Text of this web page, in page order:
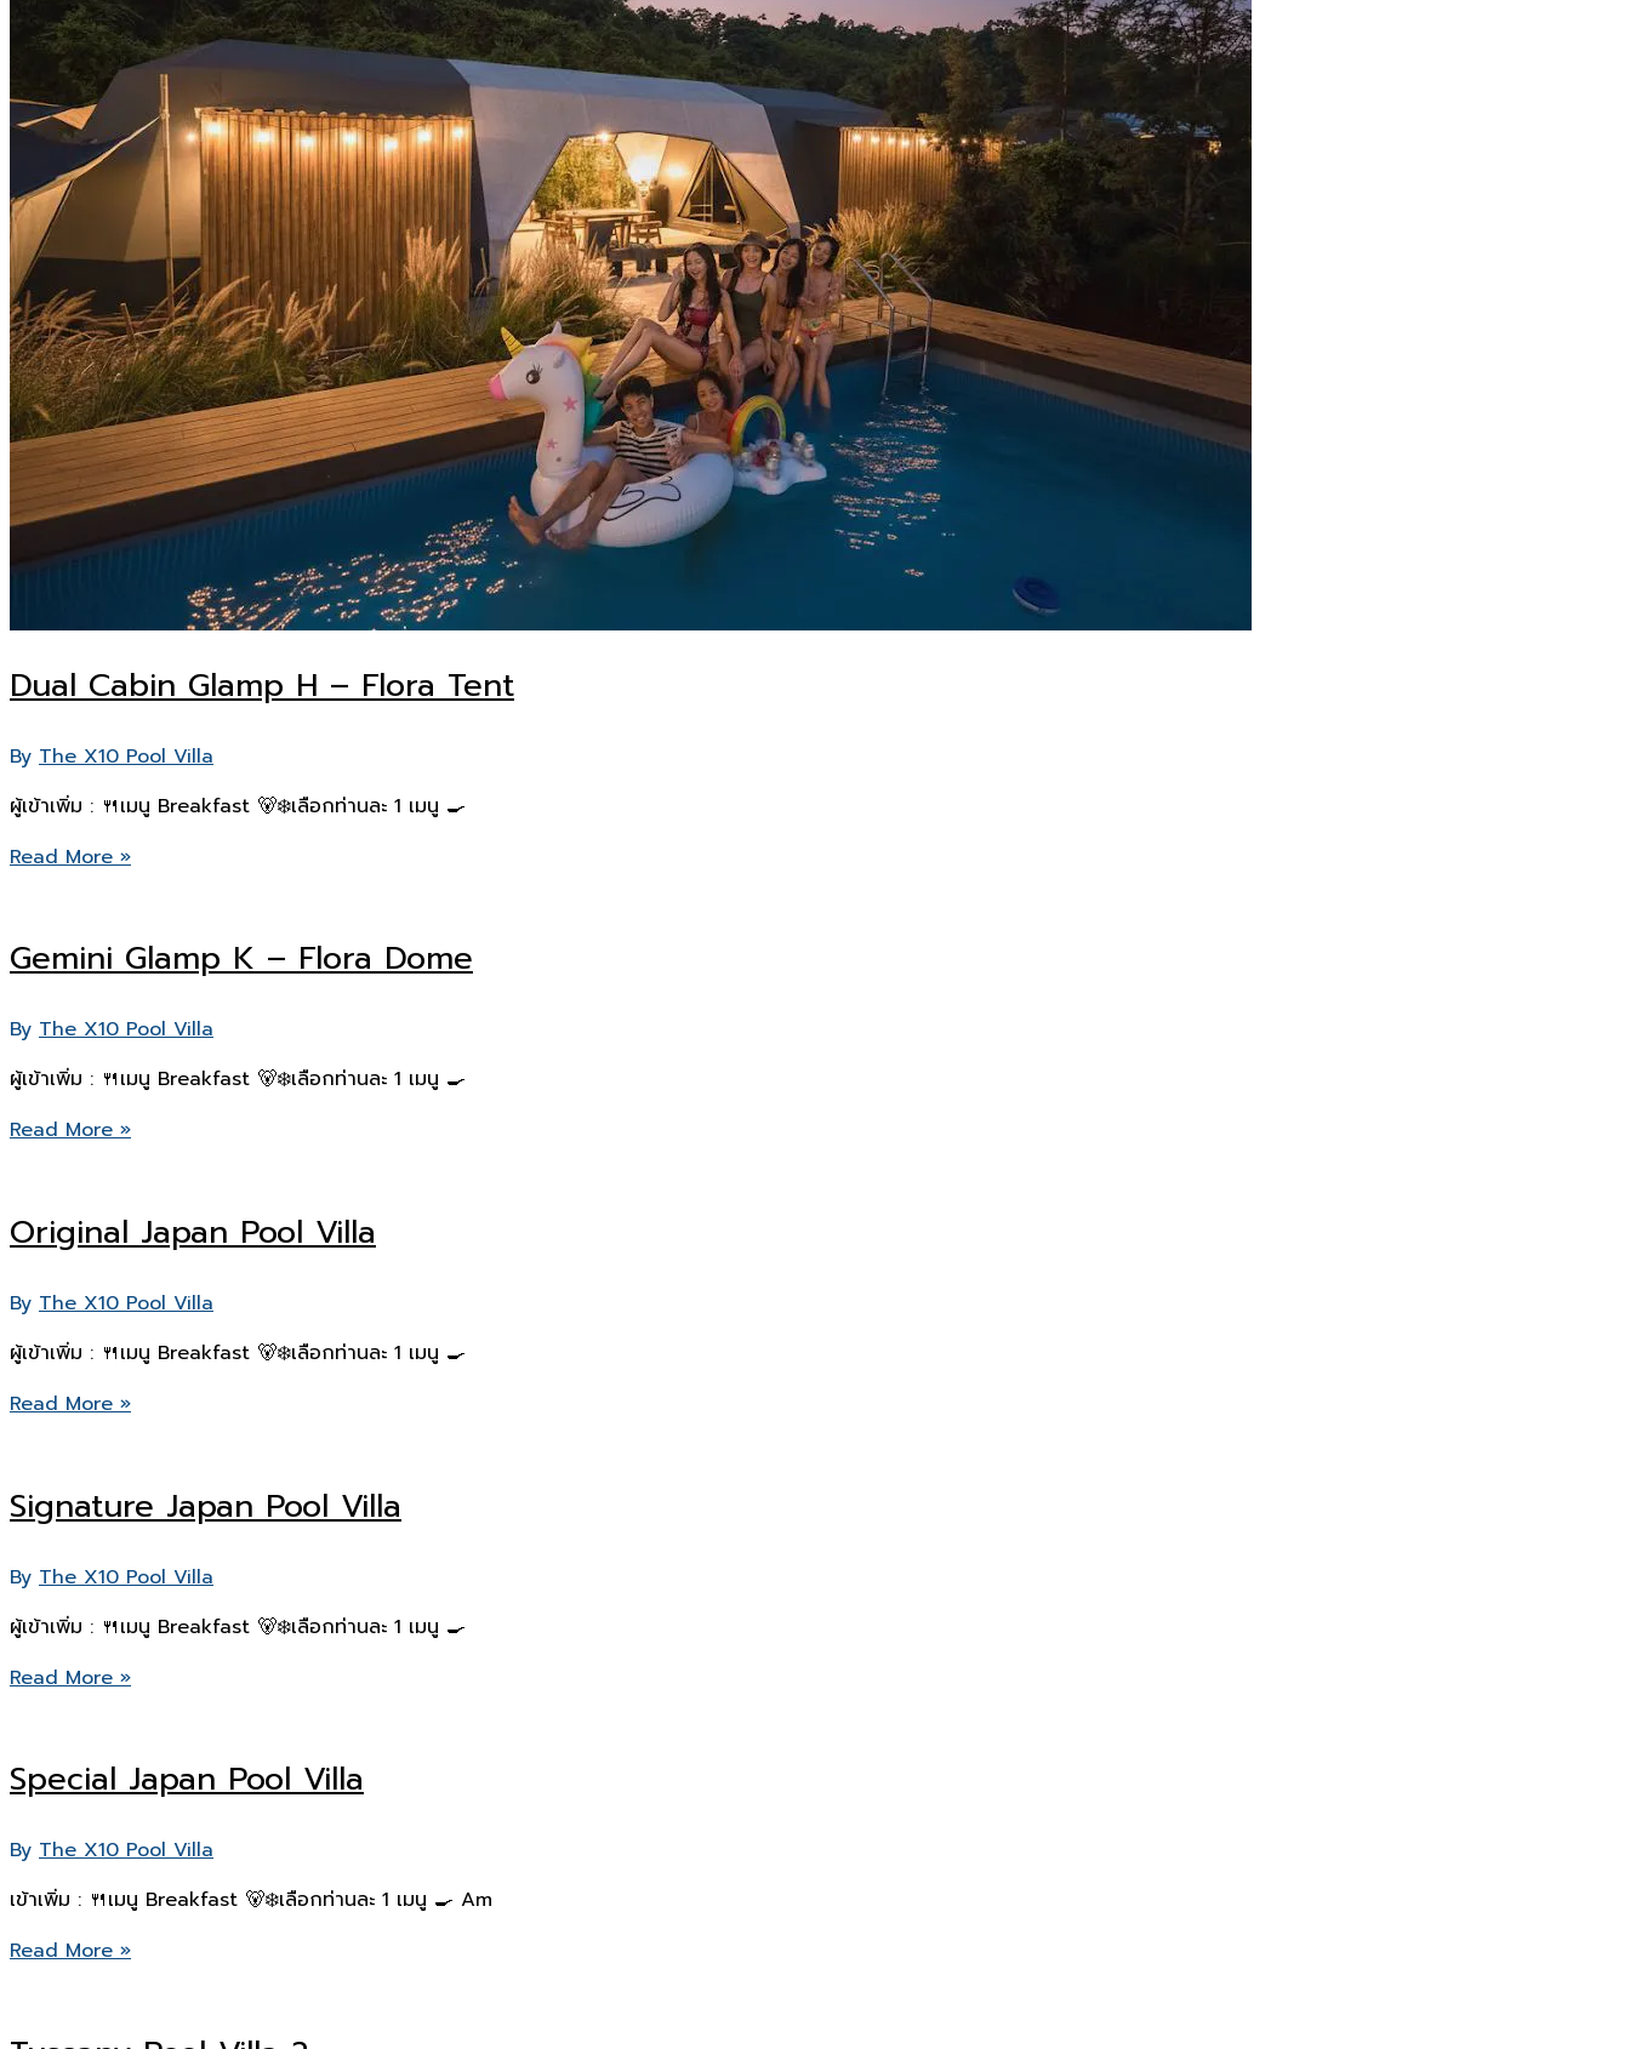
Dual Cabin Glamp H – Flora Tent
By The X10 Pool Villa
ผู้เข้าเพิ่ม : 🍴เมนู Breakfast 🐻‍❄️เลือกท่านละ 1 เมนู 🍳
Dual
H
–
Tent
Read More »
Gemini Glamp K – Flora Dome
By The X10 Pool Villa
ผู้เข้าเพิ่ม : 🍴เมนู Breakfast 🐻‍❄️เลือกท่านละ 1 เมนู 🍳
Gemini
–
Flora
Read More »
Original Japan Pool Villa
By The X10 Pool Villa
ผู้เข้าเพิ่ม : 🍴เมนู Breakfast 🐻‍❄️เลือกท่านละ 1 เมนู 🍳
Original
Villa
Read More »
Signature Japan Pool Villa
By The X10 Pool Villa
ผู้เข้าเพิ่ม : 🍴เมนู Breakfast 🐻‍❄️เลือกท่านละ 1 เมนู 🍳
Signature
Villa
Read More »
Special Japan Pool Villa
By The X10 Pool Villa
เข้าเพิ่ม : 🍴เมนู Breakfast 🐻‍❄️เลือกท่านละ 1 เมนู 🍳 Am
Special
Read More »